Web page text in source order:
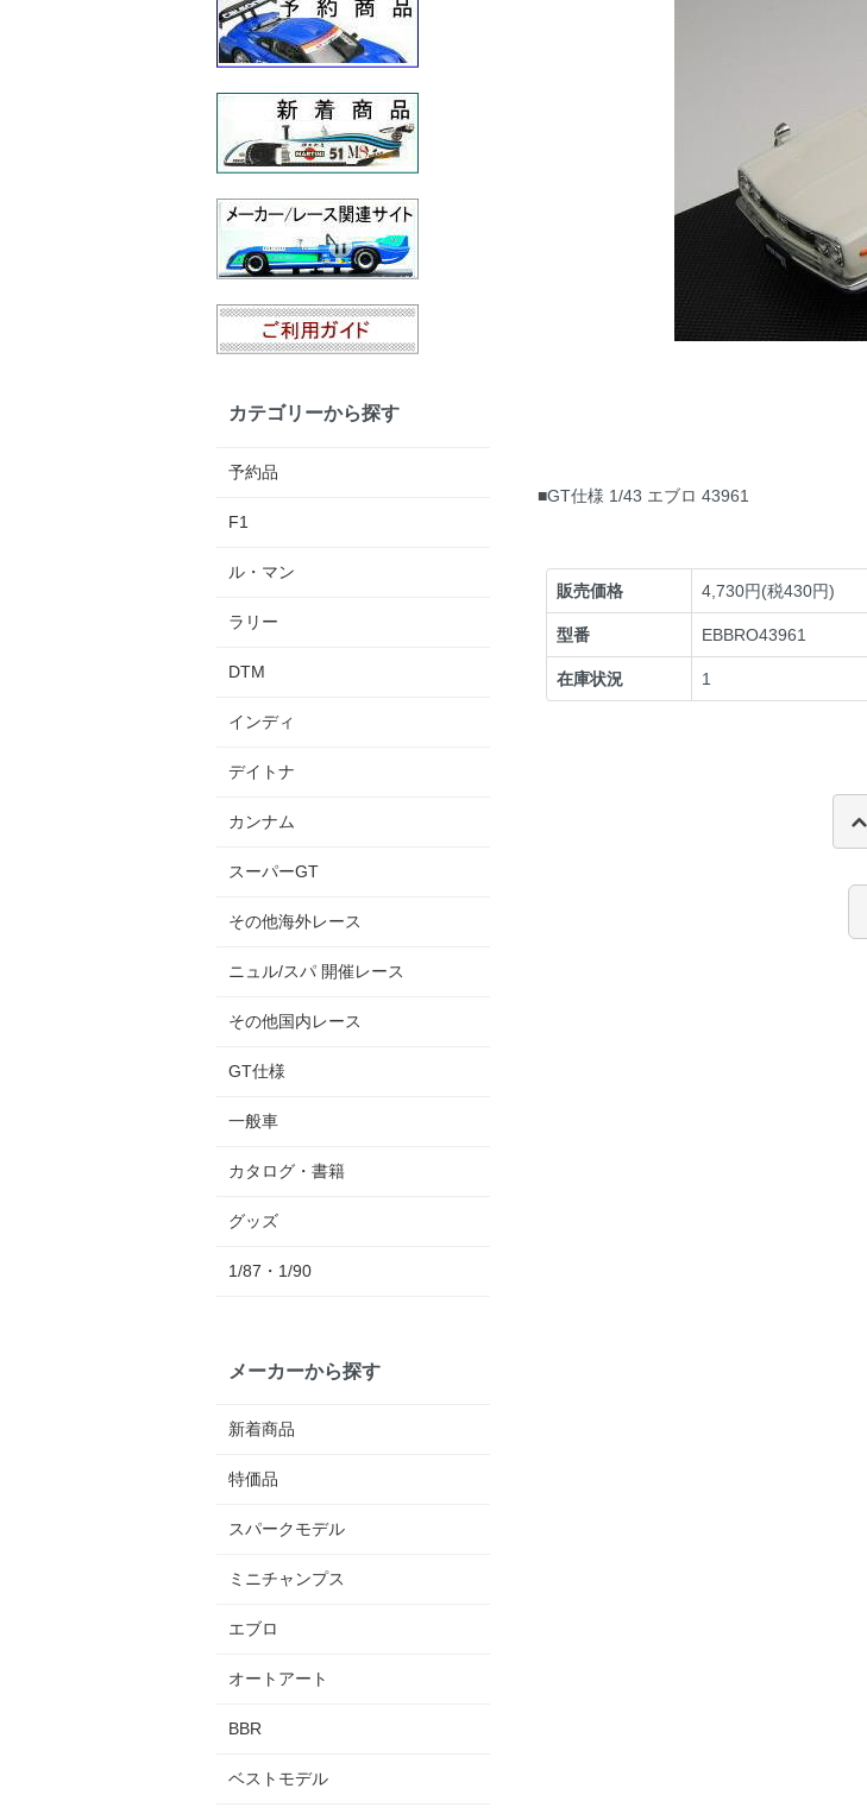
■GT仕様 1/43 エブロ 43961
販売価格 4,730円(税430円)
型番 EBBRO43961
在庫状況 1
カテゴリーから探す
予約品
F1
ル・マン
ラリー
DTM
インディ
デイトナ
カンナム
スーパーGT
その他海外レース
ニュル/スパ 開催レース
その他国内レース
GT仕様
一般車
カタログ・書籍
グッズ
1/87・1/90
メーカーから探す
新着商品
特価品
スパークモデル
ミニチャンプス
エブロ
オートアート
BBR
ベストモデル